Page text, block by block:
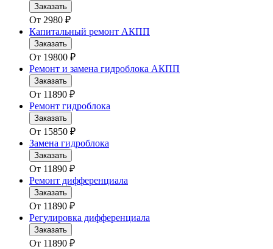
Заказать
От 2980 ₽
Капитальный ремонт АКПП
Заказать
От 19800 ₽
Ремонт и замена гидроблока АКПП
Заказать
От 11890 ₽
Ремонт гидроблока
Заказать
От 15850 ₽
Замена гидроблока
Заказать
От 11890 ₽
Ремонт дифференциала
Заказать
От 11890 ₽
Регулировка дифференциала
Заказать
От 11890 ₽